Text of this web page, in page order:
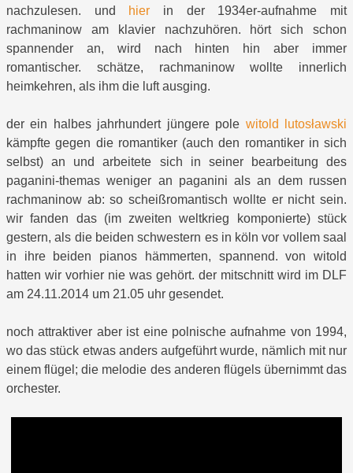
nachzulesen. und hier in der 1934er-aufnahme mit
rachmaninow am klavier nachzuhören. hört sich schon
spannender an, wird nach hinten hin aber immer
romantischer. schätze, rachmaninow wollte innerlich
heimkehren, als ihm die luft ausging.
der ein halbes jahrhundert jüngere pole witold lutosławski
kämpfte gegen die romantiker (auch den romantiker in sich
selbst) an und arbeitete sich in seiner bearbeitung des
paganini-themas weniger an paganini als an dem russen
rachmaninow ab: so scheißromantisch wollte er nicht sein.
wir fanden das (im zweiten weltkrieg komponierte) stück
gestern, als die beiden schwestern es in köln vor vollem saal
in ihre beiden pianos hämmerten, spannend. von witold
hatten wir vorhier nie was gehört. der mitschnitt wird im DLF
am 24.11.2014 um 21.05 uhr gesendet.
noch attraktiver aber ist eine polnische aufnahme von 1994,
wo das stück etwas anders aufgeführt wurde, nämlich mit nur
einem flügel; die melodie des anderen flügels übernimmt das
orchester.